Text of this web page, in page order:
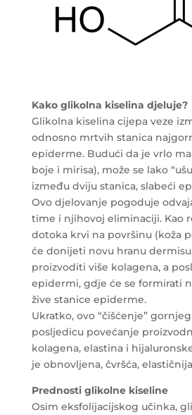
Kako glikolna kiselina djeluje?
Glikolna kiselina cijepa veze
odnosno mrtvih stanica
epiderme. Budući da je vrlo
boje i mirisa), može se lako
između dviju stanica, slabeći
Ovo djelovanje pogoduje
time i njihovoj eliminaciji. Kao
dotoka krvi na površinu (koža
će donijeti novu hranu
proizvoditi više kolagena, a
epidermi, gdje će se formirati
žive stanice epiderme.
Ukratko, ovo “čišćenje”
posljedicu povećanje
kolagena, elastina i
je obnovljena, čvršća,
Prednosti glikolne kiseline
Osim eksfolijacijskog učinka,